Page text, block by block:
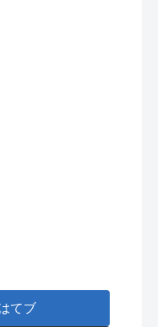
てブ